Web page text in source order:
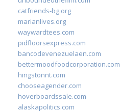
catfriends-bg.org
marianlives.org
waywardtees.com
pidfloorsexpress.com
bancodevenezuelaen.com
bettermoodfoodcorporation.com
hingstonnt.com
chooseagender.com
hoverboardssale.com
alaskapolitics.com